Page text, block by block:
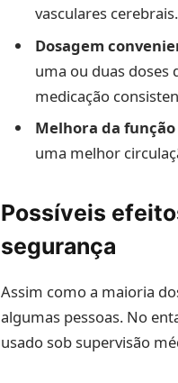
vasculares cerebrais.
Dosagem
uma ou duas doses
medicação
Melhora da
uma melhor
Possíveis
segurança
Assim como a maioria
algumas pessoas. No
usado sob supervisão